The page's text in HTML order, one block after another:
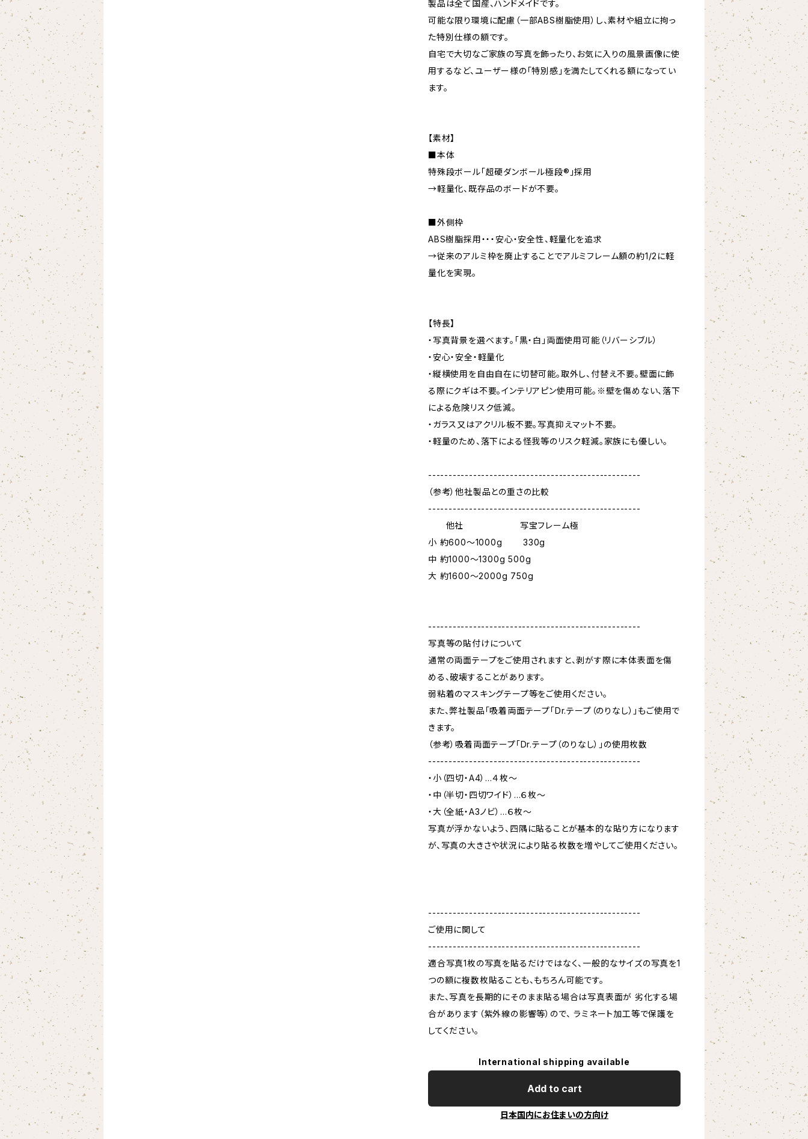
製品は全て国産、ハンドメイドです。
可能な限り環境に配慮（一部ABS樹脂使用）し、素材や組立に拘っ
た特別仕様の額です。
自宅で大切なご家族の写真を飾ったり、お気に入りの風景画像に使
用するなど、ユーザー様の「特別感」を満たしてくれる額になってい
ます。
【素材】
■本体
特殊段ボール「超硬ダンボール極段®」採用
→軽量化、既存品のボードが不要。
■外側枠
ABS樹脂採用・・・安心・安全性、軽量化を追求
→従来のアルミ枠を廃止することでアルミフレーム額の約1/2に軽
量化を実現。
【特長】
・写真背景を選べます。「黒・白」両面使用可能（リバーシブル）
・安心・安全・軽量化
・縦横使用を自由自在に切替可能。取外し、付替え不要。壁面に飾
る際にクギは不要。インテリアピン使用可能。※壁を傷めない、落下
による危険リスク低減。
・ガラス又はアクリル板不要。写真抑えマット不要。
・軽量のため、落下による怪我等のリスク軽減。家族にも優しい。
----------------------------------------------------
（参考）他社製品との重さの比較
----------------------------------------------------
他社 写宝フレーム極
小 約600～1000g 330g
中 約1000～1300g 500g
大 約1600～2000g 750g
----------------------------------------------------
写真等の貼付けについて
通常の両面テープをご使用されますと、剥がす際に本体表面を傷
める、破壊することがあります。
弱粘着のマスキングテープ等をご使用ください。
また、弊社製品「吸着両面テープ「Dr.テープ（のりなし）」もご使用で
きます。
（参考）吸着両面テープ「Dr.テープ（のりなし）」の使用枚数
----------------------------------------------------
・小（四切・A4）…４枚～
・中（半切・四切ワイド）…６枚～
・大（全紙・A3ノビ）…６枚～
写真が浮かないよう、四隅に貼ることが基本的な貼り方になります
が、写真の大きさや状況により貼る枚数を増やしてご使用ください。
----------------------------------------------------
ご使用に関して
----------------------------------------------------
適合写真1枚の写真を貼るだけではなく、一般的なサイズの写真を1
つの額に複数枚貼ることも、もちろん可能です。
また、写真を長期的にそのまま貼る場合は写真表面が 劣化する場
合があります（紫外線の影響等）ので、 ラミネート加工等で保護を
してください。
International shipping available
Add to cart
日本国内にお住まいの方向け